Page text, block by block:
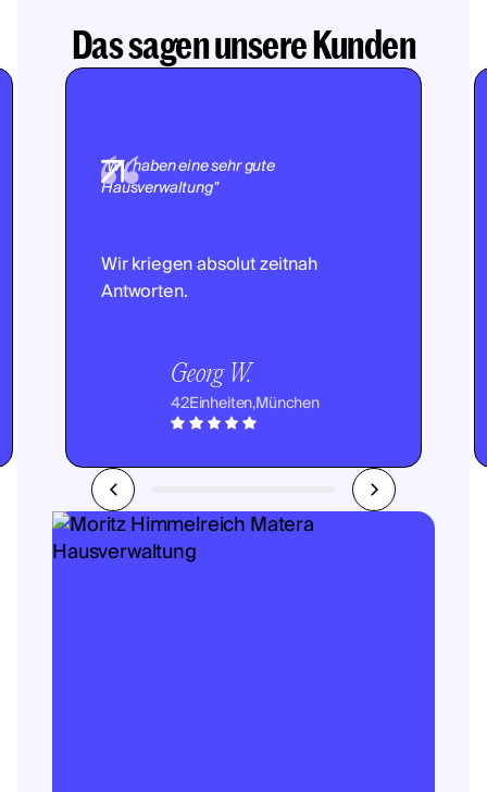
Das sagen unsere Kunden
"Wir haben eine sehr gute
Hausverwaltung"
Wir kriegen absolut zeitnah
Antworten.
Georg W.
42Einheiten,München